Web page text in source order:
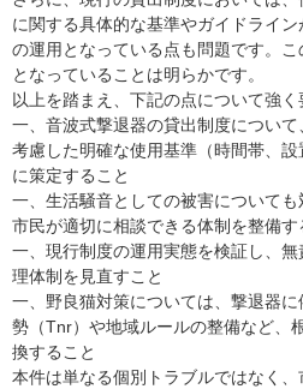
に関する具体的な基準やガイドライ
の運用となっている点も問題です。
となっていることは明らかです。
以上を踏まえ、下記の点について強く
一、音波式撃退器の貸出制度につい
考慮した明確な使用基準（時間帯、
に策定すること
一、生活騒音としての被害についても
市民が適切に相談できる体制を整備す
一、現行制度の運用実態を検証し、
理体制を見直すこと
一、野良猫対策については、撃退器
勢（Tnr）や地域ルールの整備など、
換すること
本件は単なる個別トラブルではなく